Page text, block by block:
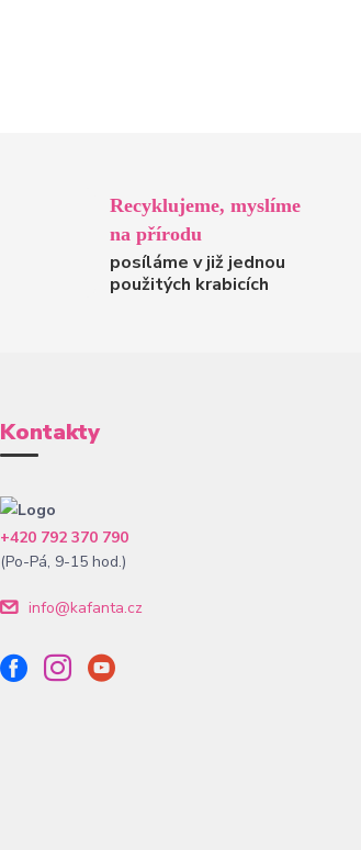
Recyklujeme, myslíme
na přírodu
posíláme v již jednou
použitých krabicích
Kontakty
+420 792 370 790
(Po-Pá, 9-15 hod.)
info@kafanta.cz